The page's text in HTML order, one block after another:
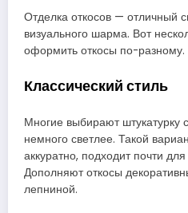
Отделка откосов — отличный
визуального шарма. Вот
оформить откосы по-разному.
Классический стиль
Многие выбирают штукатурку
немного светлее. Такой
аккуратно, подходит почти
Дополняют откосы
лепниной.